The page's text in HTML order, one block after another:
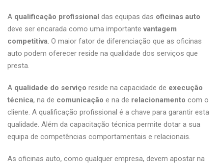
A qualificação profissional das equipas das oficinas auto
deve ser encarada como uma importantevantagem
competitiva. O maior fator de diferenciação que as oficinas
auto podem oferecer reside na qualidade dos serviços que
presta.
A qualidade do serviço reside na capacidade de execução
técnica, na de comunicação e na de relacionamento com o
cliente. A qualificação profissional é a chave para garantir esta
qualidade. Além da capacitação técnica permite dotar a sua
equipa de competências comportamentais e relacionais.
As oficinas auto, como qualquer empresa, devem apostar na